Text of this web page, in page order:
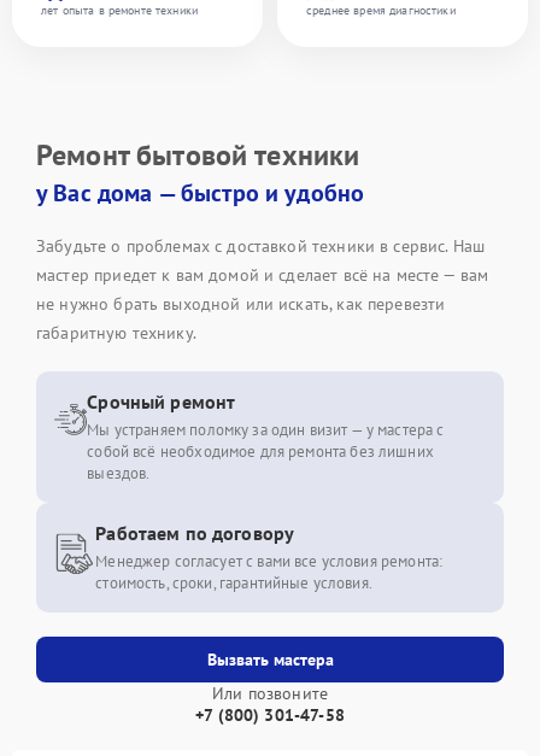
лет опыта в ремонте техники
среднее время диагностики
Ремонт бытовой техники
у Вас дома — быстро и удобно
Забудьте о проблемах с доставкой техники в сервис. Наш
мастер приедет к вам домой и сделает всё на месте — вам
не нужно брать выходной или искать, как перевезти
габаритную технику.
Вызвать мастера
Или позвоните
+7 (800) 301-47-58
Срочный ремонт
Мы устраняем поломку за один визит — у мастера с
собой всё необходимое для ремонта без лишних
выездов.
Работаем по договору
Менеджер согласует с вами все условия ремонта:
стоимость, сроки, гарантийные условия.